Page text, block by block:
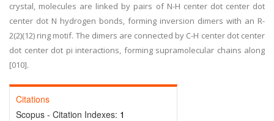
crystal, molecules are linked by pairs of N-H center dot center dot
center dot N hydrogen bonds, forming inversion dimers with an R-
2(2)(12) ring motif. The dimers are connected by C-H center dot center
dot center dot pi interactions, forming supramolecular chains along
[010].
Citations
Scopus - Citation Indexes: 1